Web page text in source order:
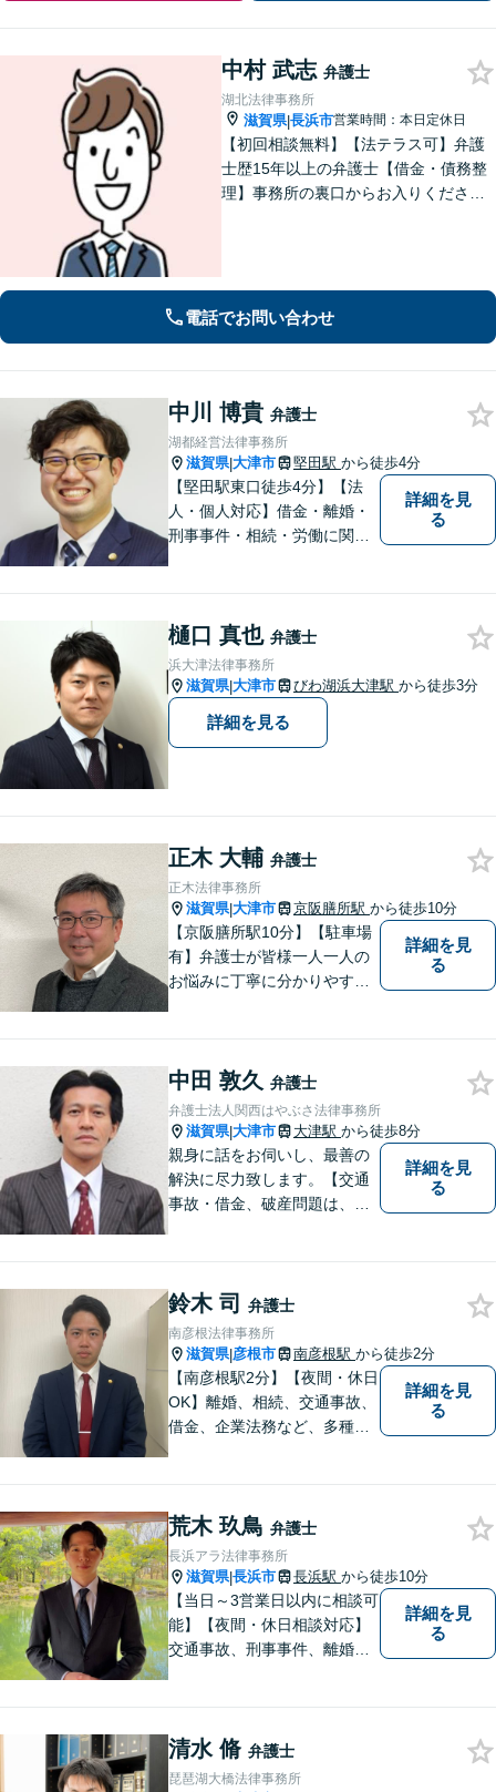
中村 武志 弁護士
湖北法律事務所
滋賀県|長浜市営業時間：本日定休日
【初回相談無料】【法テラス可】弁護
士歴15年以上の弁護士【借金・債務整
理】事務所の裏口からお入りくださ
電話でお問い合わせ
中川 博貴 弁護士
湖都経営法律事務所
滋賀県|大津市 堅田駅 から徒歩4分
【堅田駅東口徒歩4分】【法
人・個人対応】借金・離婚・
刑事事件・相続・労働に関す
お話をお聞かせください。
【無料駐車場あり】
詳細を見
る
樋口 真也 弁護士
浜大津法律事務所
滋賀県|大津市 びわ湖浜大津駅 から徒歩3分
詳細を見る
正木 大輔 弁護士
正木法律事務所
滋賀県|大津市 京阪膳所駅 から徒歩10分
【京阪膳所駅10分】【駐車場
有】弁護士が皆様一人一人の
お悩みに丁寧に分かりやすく
進できることがございます。
どうぞ当事務所にご相談くだ
さい。
詳細を見
る
中田 敦久 弁護士
弁護士法人関西はやぶさ法律事務所
滋賀県|大津市 大津駅 から徒歩8分
親身に話をお伺いし、最善の
解決に尽力致します。【交通
事故・借金、破産問題は、初
あり】
詳細を見
る
鈴木 司 弁護士
南彦根法律事務所
滋賀県|彦根市 南彦根駅 から徒歩2分
【南彦根駅2分】【夜間・休日
OK】離婚、相続、交通事故、
借金、企業法務など、多種多
をモットーに、皆様それぞれ
に合った解決を図ってまいり
ます。お気軽にご相談くださ
い。
詳細を見
る
荒木 玖鳥 弁護士
長浜アラ法律事務所
滋賀県|長浜市 長浜駅 から徒歩10分
【当日～3営業日以内に相談可
能】【夜間・休日相談対応】
交通事故、刑事事件、離婚・
詳細を見
る
清水 脩 弁護士
琵琶湖大橋法律事務所